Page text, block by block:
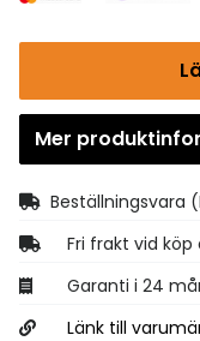
Mer
Beställningsvara
Fri frakt vid
Garanti i 24
Länk till